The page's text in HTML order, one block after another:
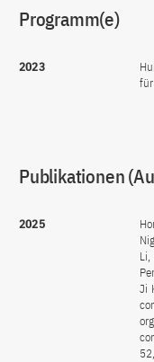
Programm(e)
2023
Publikationen
2025
Ji